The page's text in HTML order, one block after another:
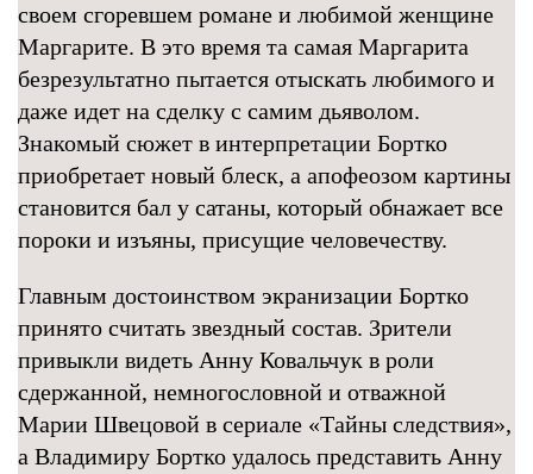
своем сгоревшем романе и любимой женщине
Маргарите. В это время та самая Маргарита
безрезультатно пытается отыскать любимого и
даже идет на сделку с самим дьяволом.
Знакомый сюжет в интерпретации Бортко
приобретает новый блеск, а апофеозом картины
становится бал у сатаны, который обнажает все
пороки и изъяны, присущие человечеству.
Главным достоинством экранизации Бортко
принято считать звездный состав. Зрители
привыкли видеть Анну Ковальчук в роли
сдержанной, немногословной и отважной
Марии Швецовой в сериале «Тайны следствия»,
а Владимиру Бортко удалось представить Анну